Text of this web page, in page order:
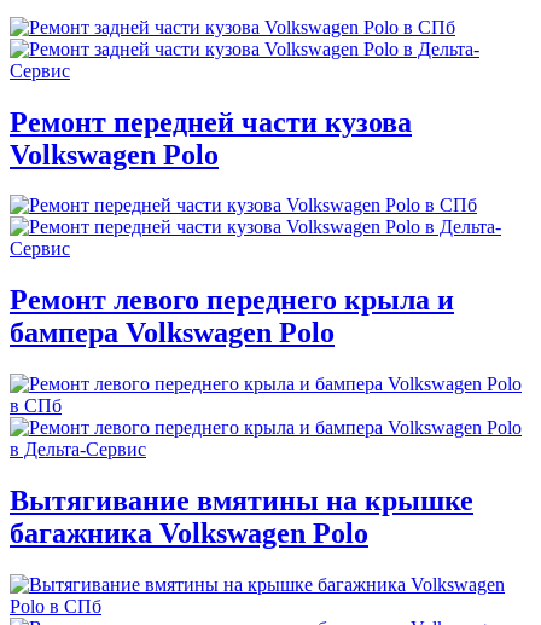
Ремонт передней части кузова
Volkswagen Polo
Ремонт левого переднего крыла и
бампера Volkswagen Polo
Вытягивание вмятины на крышке
багажника Volkswagen Polo